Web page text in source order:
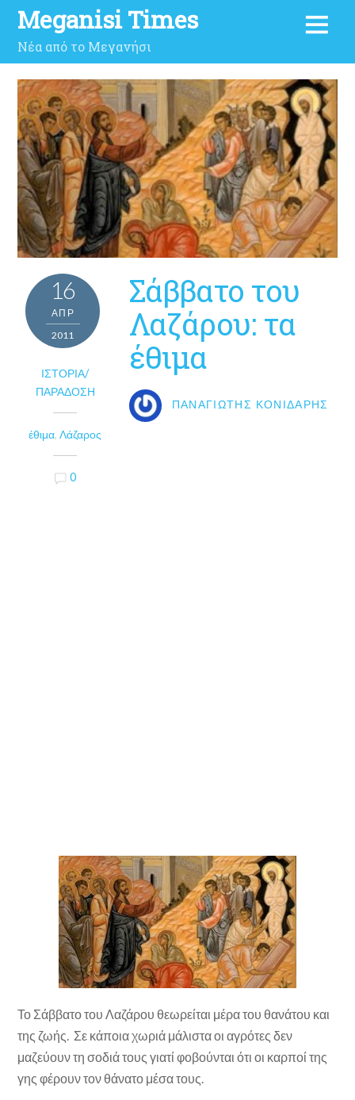
Meganisi Times
Νέα από το Μεγανήσι
16
ΑΠΡ
2011
ΙΣΤΟΡΊΑ/
ΠΑΡΆΔΟΣΗ
έθιμα,Λάζαρος
0
Σάββατο του
Λαζάρου: τα
έθιμα
ΠΑΝΑΓΙΏΤΗΣ ΚΟΝΙΔΆΡΗΣ
Το Σάββατο του Λαζάρου θεωρείται μέρα του θανάτου και
της ζωής. Σε κάποια χωριά μάλιστα οι αγρότες δεν
μαζεύουν τη σοδιά τους γιατί φοβούνται ότι οι καρποί της
γης φέρουν τον θάνατο μέσα τους.